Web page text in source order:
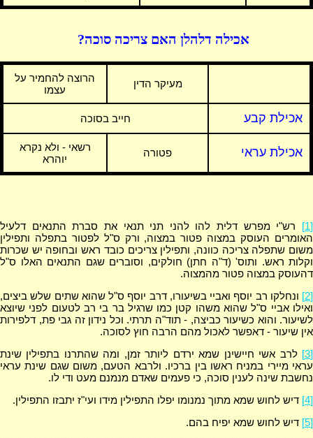
אכילה דלהלן האם צריכה סוכה?
מעיקר הדין
הרוצה להחמיר על
עצמו
אכילת קבע חייב בסוכה
אכילת עראי פטורה
רשאי - ולא נקרא
יוהרא
[1]
רש"י מפרש דלית להו להני תני תנאי את סברת התנאים דלעיל
האומרים העוסק במצוה פטור במצוה, ורק ס"ל לפטור בתפלה ותפילין
משום שתפלה צריכה כוונה, ותפילין צריכים כובד ראש ובחופה יש שכרות
וקלות ראש. ותוס' (ד"ה חתן) חולקים, וסוברים שגם התנאים האלו ס"ל
דהעוסק במצוה פטור מהמצוה.
[2]
ונחלקו רב יוסף ואביי בשיעורו, דרב יוסף ס"ל שהוא שתים שלש ביצים,
ואילו אביי ס"ל שהוא משהו קטן כמו שרגיל בר בי רב לטעום לפני שיוצא
לשיעור. והוא כשיעור כביצה, - תוד"ה תרתי. וכל נידון זה גבי פת, דלפירות
אין שיעור - דאפשר לאכול מהם הרבה חוץ לסוכה.
[3]
לרב אשי חיישינן שמא ירדם ליותר זמן, ומה שהתרנו בתפילין שינת
עראי מיירי במניח ראשו בין ברכיו. ולרבא הטעם, משום שגם שינת עראי
נחשבת שינה לענין סוכה, כי פעמים שאדם מנמנם מעט ודי לו.
[4]
דיש לחוש שמא מתוך נמנומו יפלו התפילין מידו ועי"ז יתבזו התפילין.
[5]
דיש לחוש שמא יפיח בהם.